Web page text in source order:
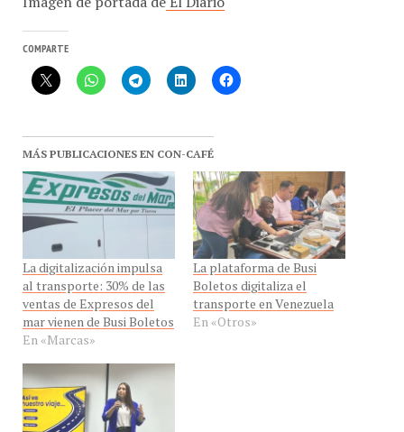
COMPARTE
MÁS PUBLICACIONES EN CON-CAFÉ
La digitalización impulsa
al transporte: 30% de las
ventas de Expresos del
mar vienen de Busi Boletos
En «Marcas»
La plataforma de Busi
Boletos digitaliza el
transporte en Venezuela
En «Otros»